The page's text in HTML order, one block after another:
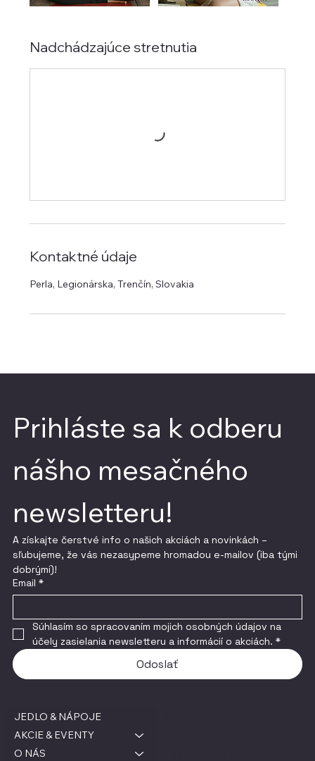
Nadchádzajúce stretnutia
Kontaktné údaje
Perla, Legionárska, Trenčín, Slovakia
Prihláste sa k odberu
nášho mesačného
newsletteru!
A získajte čerstvé info o našich akciách a novinkách –
sľubujeme, že vás nezasypeme hromadou e-mailov (iba tými
dobrými)!
Email *
Súhlasím so spracovaním mojich osobných údajov na
účely zasielania newsletteru a informácií o akciách. *
Odoslať
JEDLO & NÁPOJE
AKCIE & EVENTY
O NÁS